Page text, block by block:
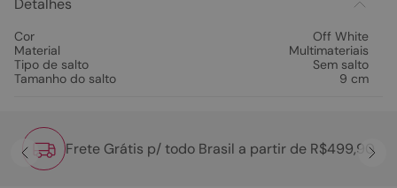
Detalhes
Cor
Off White
Material
Multimateriais
Tipo de salto
Sem salto
Tamanho do salto
9 cm
Frete Grátis p/ todo Brasil a partir de R$499,90